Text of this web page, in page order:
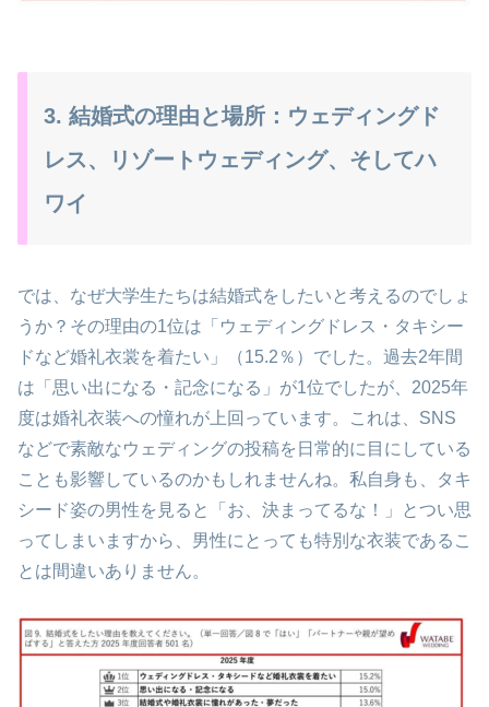
3. 結婚式の理由と場所：ウェディングド
レス、リゾートウェディング、そしてハ
ワイ
では、なぜ大学生たちは結婚式をしたいと考えるのでしょ
うか？その理由の1位は「ウェディングドレス・タキシー
ドなど婚礼衣裳を着たい」（15.2％）でした。過去2年間
は「思い出になる・記念になる」が1位でしたが、2025年
度は婚礼衣装への憧れが上回っています。これは、SNS
などで素敵なウェディングの投稿を日常的に目にしている
ことも影響しているのかもしれませんね。私自身も、タキ
シード姿の男性を見ると「お、決まってるな！」とつい思
ってしまいますから、男性にとっても特別な衣装であるこ
とは間違いありません。